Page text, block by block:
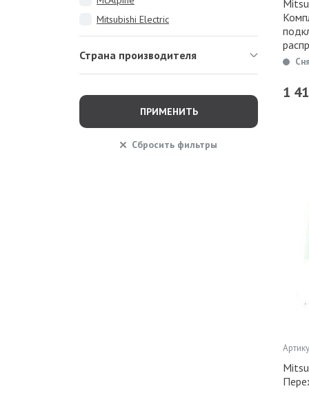
Mitsubishi Electric
Страна производителя
ПРИМЕНИТЬ
Сбросить фильтры
1